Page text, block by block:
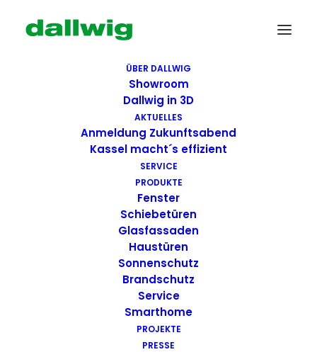
ÜBER DALLWIG
Showroom
Dallwig in 3D
AKTUELLES
Anmeldung Zukunftsabend
Kassel macht´s effizient
SERVICE
PRODUKTE
Fenster
Schiebetüren
Glasfassaden
Haustüren
Sonnenschutz
Brandschutz
Service
Smarthome
PROJEKTE
PRESSE
Wir suchen Dich!
Dallwig bietet
Perspektive
Du hast Bock auf einen Job mit